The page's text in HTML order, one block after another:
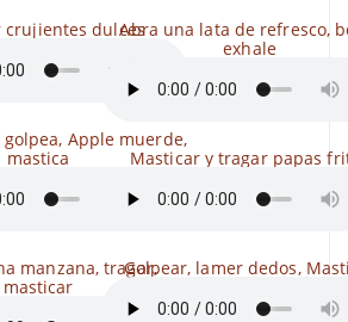
crujientes dulces
Apple muerde,
mastica
manzana, tragar,
masticar
Abra una lata de refresco,
exhale
Masticar y tragar papas
Golpear, lamer dedos,